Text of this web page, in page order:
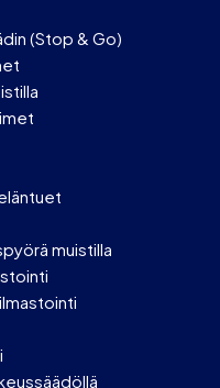
(Stop & Go)
muistilla